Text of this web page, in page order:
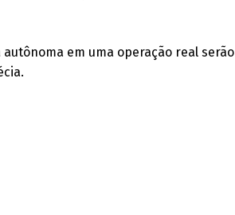
em uma operação real serão